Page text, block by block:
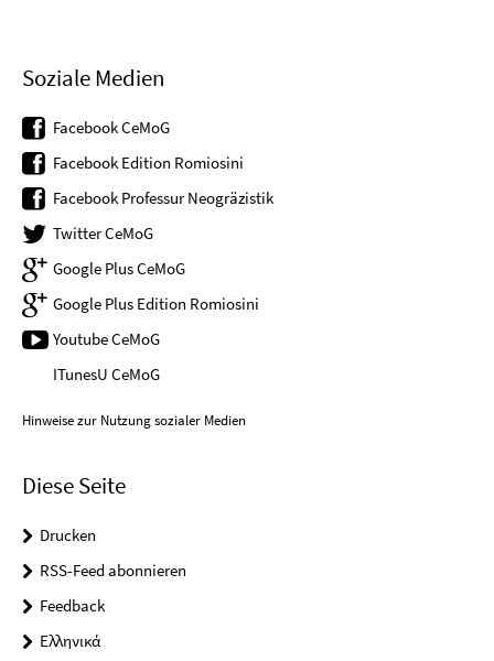
Soziale Medien
Facebook CeMoG
Facebook Edition Romiosini
Facebook Professur Neogräzistik
Twitter CeMoG
Google Plus CeMoG
Google Plus Edition Romiosini
Youtube CeMoG
ITunesU CeMoG
Hinweise zur Nutzung sozialer Medien
Diese Seite
Drucken
RSS-Feed abonnieren
Feedback
Ελληνικά